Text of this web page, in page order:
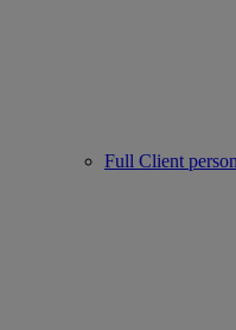
Full Client